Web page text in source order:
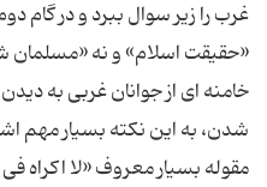
غرب را زیر سوال ببرد و در گام
«حقیقت اسلام» و نه
خامنه ای از جوانان غربی به
شدن، به این نکته بسیار مهم
مقوله بسیار معروف «لا اکراه